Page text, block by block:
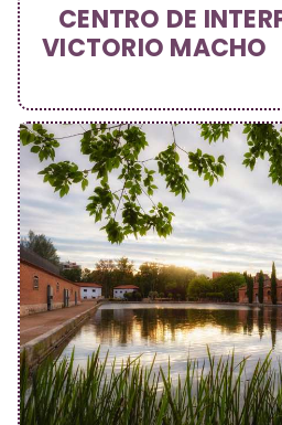
CENTRO DE
VICTORIO MACHO